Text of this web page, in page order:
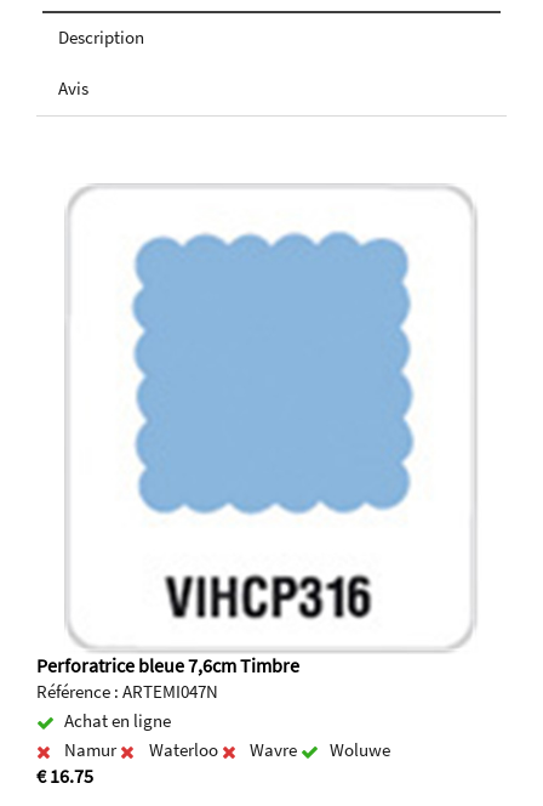
Description
Avis
Perforatrice bleue 7,6cm Timbre
Référence : ARTEMI047N
Achat en ligne
Namur
Waterloo Wavre Woluwe
€ 16.75